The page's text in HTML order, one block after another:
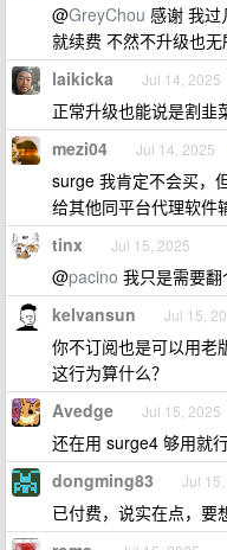
@GreyChou 感谢 我过
就续费 不然不升级也
laikicka Jul 14, 2025
正常升级也能说是割韭
mezi04 Jul 14, 2025
surge 我肯定不会买，
给其他同平台代理软件
tinx Jul 15, 2025
@pacino 我只是需要
kelvansun Jul 15,
你不订阅也是可以用老
这行为算什么？
Avedge Jul 15, 2025
还在用 surge4 够用就
dongming83 Jul
已付费，说实在点，要